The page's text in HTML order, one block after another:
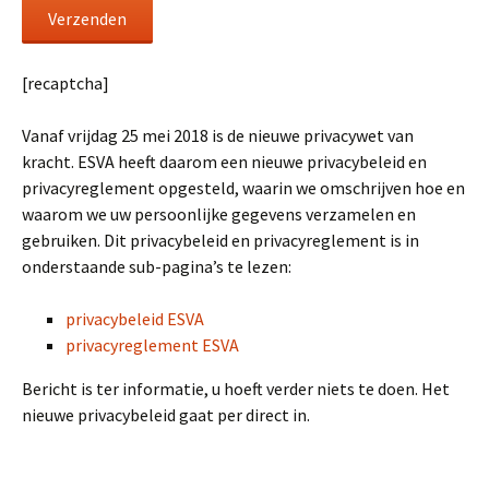
[recaptcha]
Vanaf vrijdag 25 mei 2018 is de nieuwe privacywet van
kracht. ESVA heeft daarom een nieuwe privacybeleid en
privacyreglement opgesteld, waarin we omschrijven hoe en
waarom we uw persoonlijke gegevens verzamelen en
gebruiken. Dit privacybeleid en privacyreglement is in
onderstaande sub-pagina’s te lezen:
privacybeleid ESVA
privacyreglement ESVA
Bericht is ter informatie, u hoeft verder niets te doen. Het
nieuwe privacybeleid gaat per direct in.